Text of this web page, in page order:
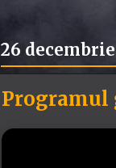
26 decembrie
Programul